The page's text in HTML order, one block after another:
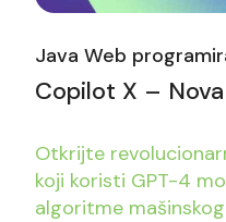
Java Web
Copilot X –
Otkrijte
koji koristi GPT-4
algoritme